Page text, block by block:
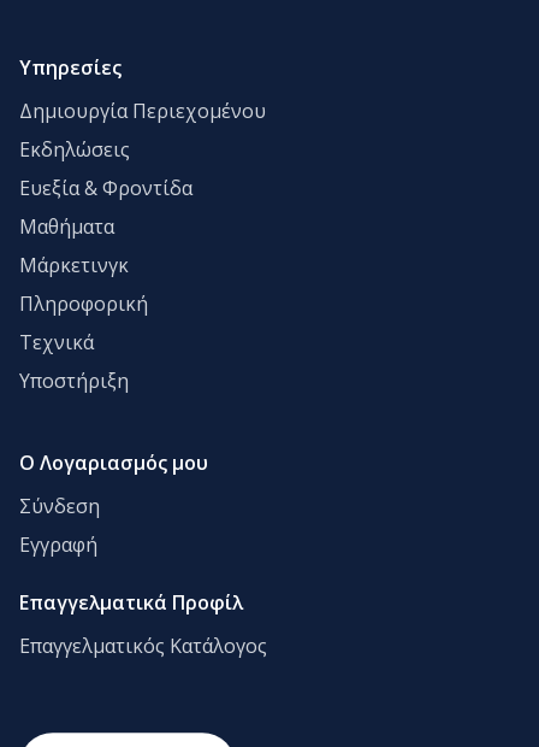
Υπηρεσίες
Δημιουργία Περιεχομένου
Εκδηλώσεις
Ευεξία & Φροντίδα
Μαθήματα
Μάρκετινγκ
Πληροφορική
Τεχνικά
Υποστήριξη
Ο Λογαριασμός μου
Σύνδεση
Εγγραφή
Επαγγελματικά Προφίλ
Επαγγελματικός Κατάλογος